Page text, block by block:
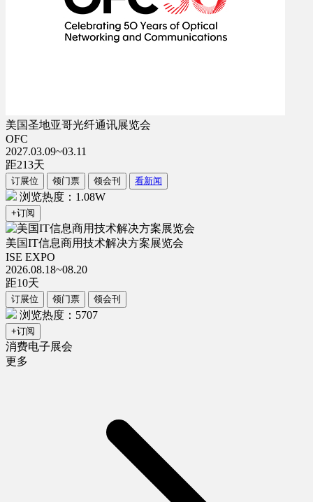
美国圣地亚哥光纤通讯展览会
OFC
2027.03.09~03.11
距213天
订展位 领门票 领会刊 看新闻
浏览热度：1.08W
+订阅
美国IT信息商用技术解决方案展览会
ISE EXPO
2026.08.18~08.20
距10天
订展位 领门票 领会刊
浏览热度：5707
+订阅
消费电子展会
更多